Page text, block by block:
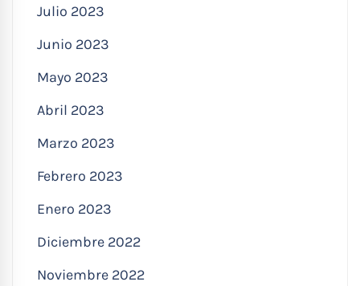
Julio 2023
Junio 2023
Mayo 2023
Abril 2023
Marzo 2023
Febrero 2023
Enero 2023
Diciembre 2022
Noviembre 2022